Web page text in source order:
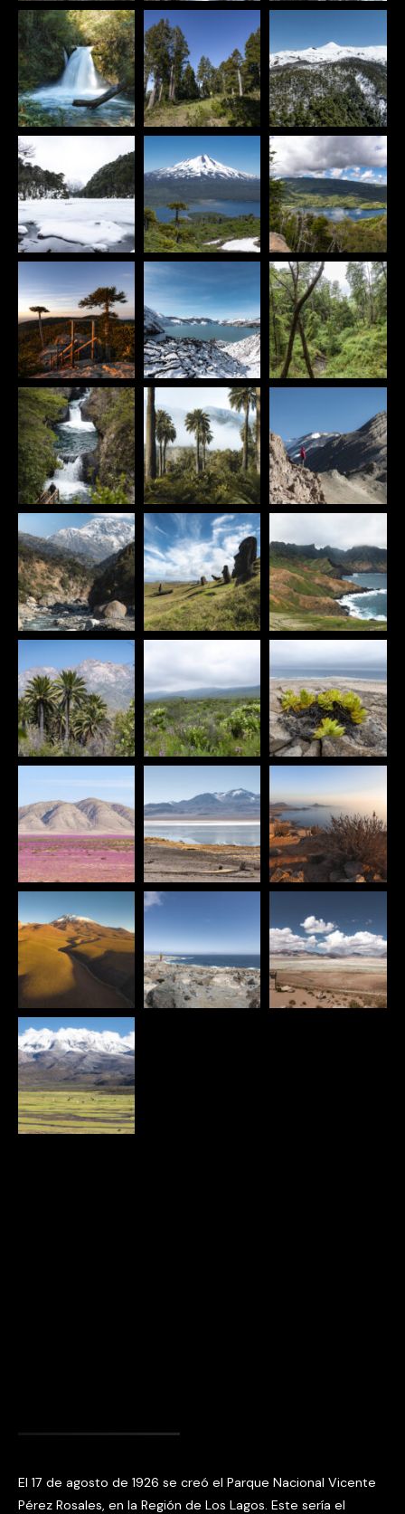
El 17 de agosto de 1926 se creó el Parque Nacional Vicente
Pérez Rosales, en la Región de Los Lagos. Este sería el